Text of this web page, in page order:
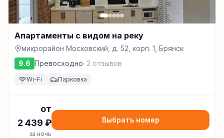
Апартаменты с видом на реку
микрорайон Московский, д. 52, корп. 1, Брянск
9.6 Превосходно· 2 отзывов
Wi-Fi Парковка
от
2 439 ₽
за ночь
Выбрать номер